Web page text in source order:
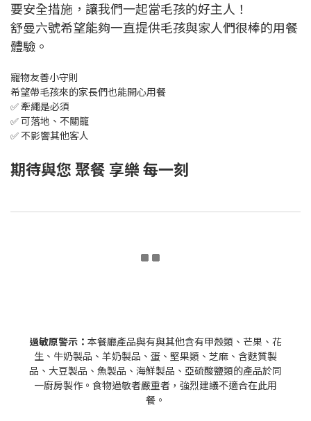
要安全措施，讓我們一起當毛孩的好主人！
舒曼六號希望能夠一直提供毛孩與家人們很棒的用餐
體驗。
寵物友善小守則
希望帶毛孩來的家長們也能開心用餐
✅ 牽繩是必須
✅ 可落地、不關籠
✅ 不影響其他客人
期待與您 聚餐 享樂 每一刻
過敏原警示： 本餐廳產品與有與其他含有甲殼類、芒果、花
生、牛奶製品、羊奶製品、蛋、堅果類、芝麻、含麩質製
品、大豆製品、魚製品、海鮮製品、亞硫酸鹽類的產品於同
一廚房製作。食物過敏者嚴重者，強烈建議不適合在此用
餐。